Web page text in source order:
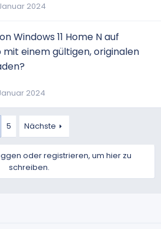
2024
Windows 11 Home N auf
mit einem gültigen, originalen
2024
5 Nächste
oder registrieren, um hier zu
schreiben.